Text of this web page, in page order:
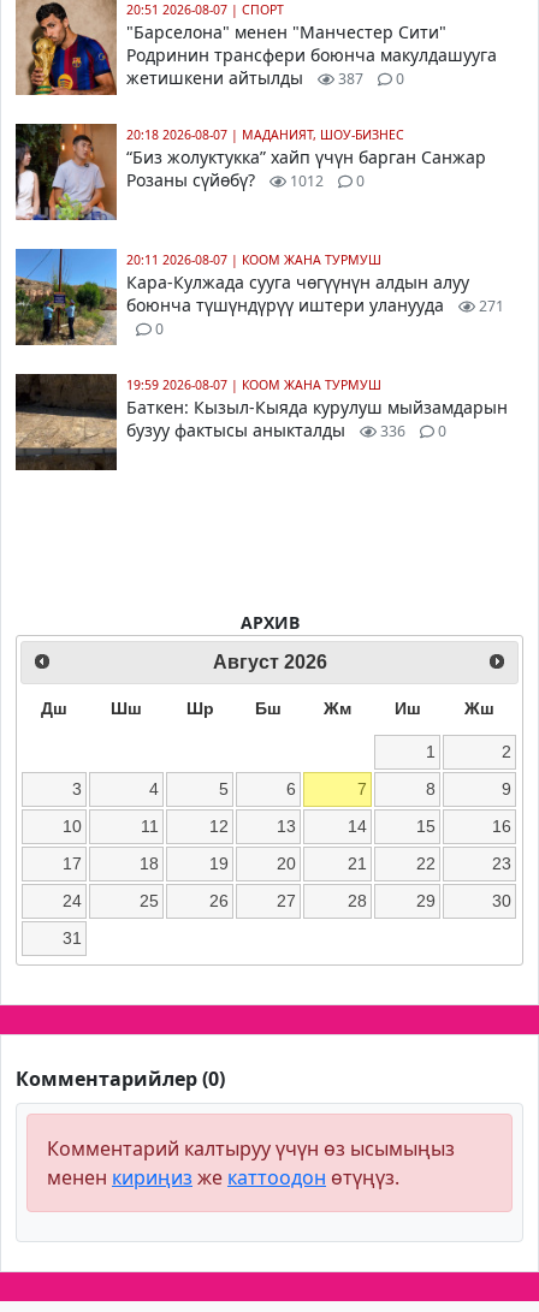
20:51 2026-08-07 | СПОРТ
"Барселона" менен "Манчестер Сити"
Родринин трансфери боюнча макулдашууга
жетишкени айтылды
387 0
20:18 2026-08-07 | МАДАНИЯТ, ШОУ-БИЗНЕС
“Биз жолуктукка” хайп үчүн барган Санжар
Розаны сүйөбү?
1012 0
20:11 2026-08-07 | КООМ ЖАНА ТУРМУШ
Кара-Кулжада сууга чөгүүнүн алдын алуу
боюнча түшүндүрүү иштери уланууда
271
0
19:59 2026-08-07 | КООМ ЖАНА ТУРМУШ
Баткен: Кызыл-Кыяда курулуш мыйзамдарын
бузуу фактысы аныкталды
336 0
АРХИВ
Август 2026
Дш Шш Шр Бш Жм Иш Жш
1
2
3
4 5 6 7 8
9
10
11 12 13 14 15
16
17
18 19 20 21 22
23
24
25 26 27 28 29
30
31
Комментарийлер (0)
Комментарий калтыруу үчүн өз ысымыңыз
менен кириңиз же каттоодон өтүңүз.